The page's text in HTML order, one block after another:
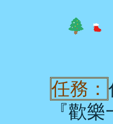
任務：
『歡